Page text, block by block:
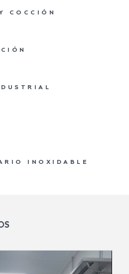
COCCIÓN
INOXIDABLE